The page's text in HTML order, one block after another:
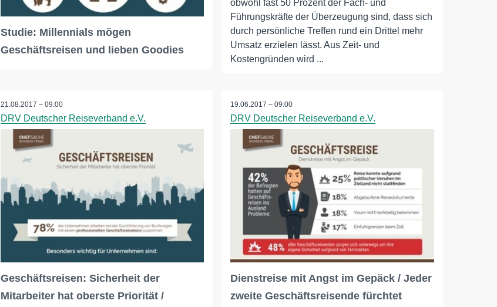
Studie: Millennials mögen
Geschäftsreisen und lieben Goodies
obwohl fast 50 Prozent der Fach- und
Führungskräfte der Überzeugung sind, dass sich
durch persönliche Treffen rund ein Drittel mehr
Umsatz erzielen lässt. Aus Zeit- und
Kostengründen wird ...
21.08.2017 – 09:00
DRV Deutscher Reiseverband e.V.
Geschäftsreisen: Sicherheit der
Mitarbeiter hat oberste Priorität /
19.06.2017 – 09:00
DRV Deutscher Reiseverband e.V.
Dienstreise mit Angst im Gepäck / Jeder
zweite Geschäftsreisende fürchtet